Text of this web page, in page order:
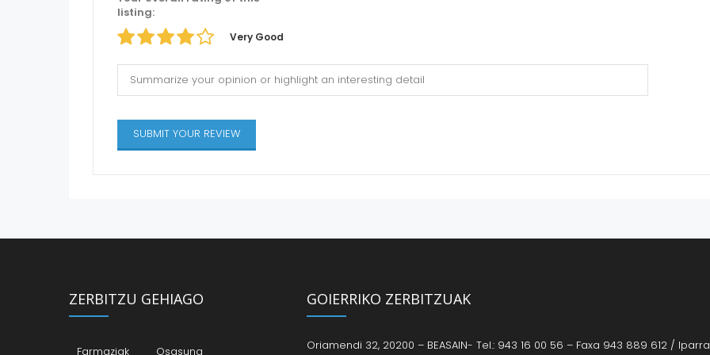
listing:
Very Good
ZERBITZU GEHIAGO
Farmaziak Osasuna
GOIERRIKO ZERBITZUAK
Oriamendi 32, 20200 – BEASAIN- Tel.: 943 16 00 56 – Faxa 943 889 612 /